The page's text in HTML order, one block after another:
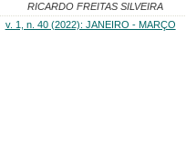
RICARDO FREITAS SILVEIRA
v. 1, n. 40 (2022): JANEIRO - MARÇO